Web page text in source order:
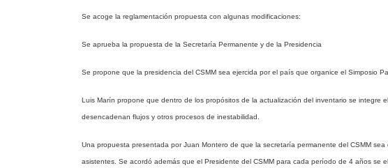
Se acoge la reglamentación propuesta con algunas modificaciones:
Se aprueba la propuesta de la Secretaría Permanente y de la Presidencia
Se propone que la presidencia del CSMM sea ejercida por el país que organice el Simposio
Luis Marín propone que dentro de los propósitos de la actualización del inventario se integre
desencadenan flujos y otros procesos de inestabilidad.
Una propuesta presentada por Juan Montero de que la secretaría permanente del CSMM
asistentes. Se acordó además que el Presidente del CSMM para cada período de 4 años